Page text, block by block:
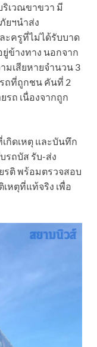
ริเวณขาขวา มี
ยฯนำส่ง
ะครูที่ไม่ได้รับบาด
ข้างทาง นอกจาก
มเสียหายจำนวน 3
ถที่ถูกชน คันที่ 2
รถ เนื่องจากถูก
กิดเหตุ และบันทึก
รถบัส รับ-ส่ง
รติ พร้อมตรวจสอบ
หตุที่แท้จริง เพื่อ